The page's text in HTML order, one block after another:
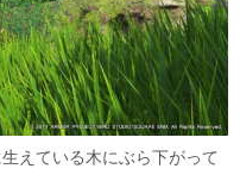
えている木にぶら下がって